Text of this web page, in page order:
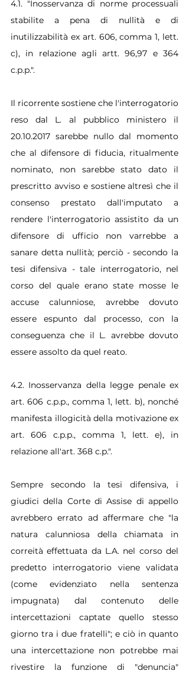
4.1. "Inosservanza di norme processuali
stabilite a pena di nullità e di
inutilizzabilità ex art. 606, comma 1, lett.
c), in relazione agli artt. 96,97 e 364
c.p.p.".
Il ricorrente sostiene che l'interrogatorio
reso dal L. al pubblico ministero il
20.10.2017 sarebbe nullo dal momento
che al difensore di fiducia, ritualmente
nominato, non sarebbe stato dato il
prescritto avviso e sostiene altresì che il
consenso prestato dall'imputato a
rendere l'interrogatorio assistito da un
difensore di ufficio non varrebbe a
sanare detta nullità; perciò - secondo la
tesi difensiva - tale interrogatorio, nel
corso del quale erano state mosse le
accuse calunniose, avrebbe dovuto
essere espunto dal processo, con la
conseguenza che il L. avrebbe dovuto
essere assolto da quel reato.
4.2. Inosservanza della legge penale ex
art. 606 c.p.p., comma 1, lett. b), nonché
manifesta illogicità della motivazione ex
art. 606 c.p.p., comma 1, lett. e), in
relazione all'art. 368 c.p.".
Sempre secondo la tesi difensiva, i
giudici della Corte di Assise di appello
avrebbero errato ad affermare che "la
natura calunniosa della chiamata in
correità effettuata da L.A. nel corso del
predetto interrogatorio viene validata
(come evidenziato nella sentenza
impugnata) dal contenuto delle
intercettazioni captate quello stesso
giorno tra i due fratelli"; e ciò in quanto
una intercettazione non potrebbe mai
rivestire la funzione di "denuncia"